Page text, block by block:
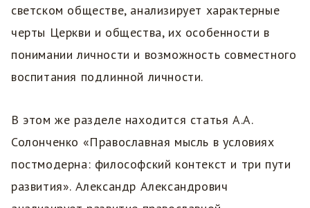
светском обществе, анализирует характерные
черты Церкви и общества, их особенности в
понимании личности и возможность совместного
воспитания подлинной личности.
В этом же разделе находится статья А.А.
Солонченко «Православная мысль в условиях
постмодерна: философский контекст и три пути
развития». Александр Александрович